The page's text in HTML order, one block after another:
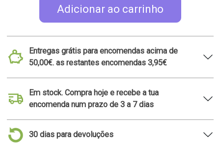
Adicionar ao carrinho
Entregas grátis para encomendas acima de
50,00€. as restantes encomendas 3,95€
Em stock. Compra hoje e recebe a tua
encomenda num prazo de 3 a 7 dias
30 dias para devoluções